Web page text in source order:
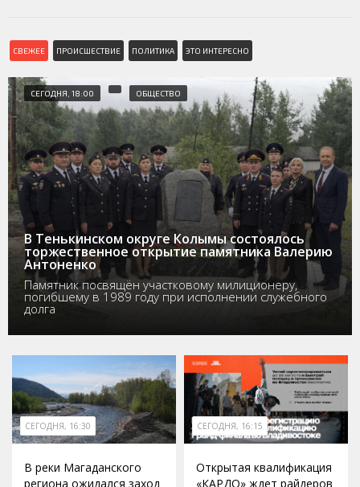
СВЕЖЕЕ ПРОИСШЕСТВИЕ ПОЛИТИКА ЭТО ИНТЕРЕСНО
СЕГОДНЯ, 18:00 ОБЩЕСТВО
В Тенькинском округе Колымы состоялось
торжественное открытие памятника Валерию
Антоненко
Памятник посвящён участковому милиционеру,
погибшему в 1989 году при исполнении служебного
долга
СЕГОДНЯ, 16:30
В реки Магаданского
региона ожидался заход
СЕГОДНЯ, 16:15
Открытая квалификация
«КАРДО» ждет райдеров